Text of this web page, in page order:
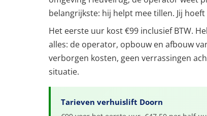
belangrijkste: hij helpt mee tillen. Jij
Het eerste uur kost €99 inclusief BTW.
alles: de operator, opbouw en afbouw
verborgen kosten, geen verrassingen
situatie.
Tarieven verhuislift Doorn